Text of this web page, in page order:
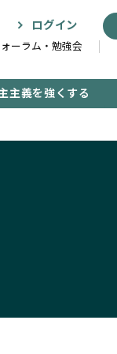
ログイン
ーラム・勉強会
主義を強くする